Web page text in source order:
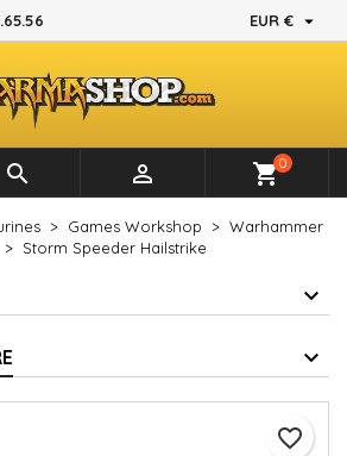
EUR € 
  shopping_cart0
Games Workshop
Warhammer
Storm Speeder Hailstrike
favorite_border
×
liste
d'envies ×
Créer une liste d'envies
×
pour ajouter des produits à